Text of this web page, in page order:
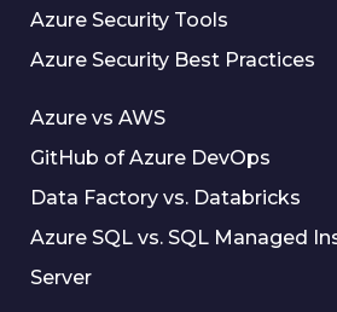
Azure Security Tools
Azure Security Best Practices
Azure vs AWS
GitHub of Azure DevOps
Data Factory vs. Databricks
Azure SQL vs. SQL Managed
Server